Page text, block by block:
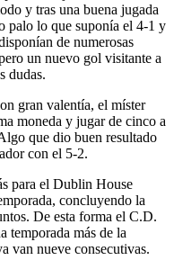
y tras una buena jugada
palo lo que suponía el 4-1 y
de numerosas
un nuevo gol visitante a
dudas.
gran valentía, el míster
moneda y jugar de cinco a
que dio buen resultado
con el 5-2.
para el Dublin House
concluyendo la
De esta forma el C.D.
temporada más de la
van nueve consecutivas.